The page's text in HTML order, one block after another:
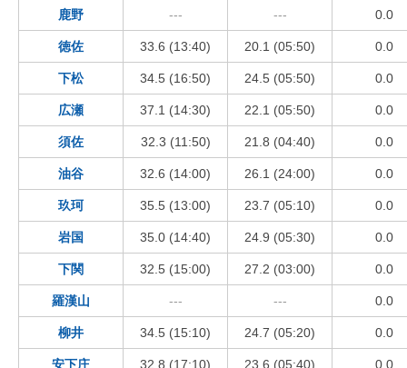
鹿野 --- --- 0.0
徳佐 33.6 (13:40) 20.1 (05:50) 0.0
下松 34.5 (16:50) 24.5 (05:50) 0.0
広瀬 37.1 (14:30) 22.1 (05:50) 0.0
須佐 32.3 (11:50) 21.8 (04:40) 0.0
油谷 32.6 (14:00) 26.1 (24:00) 0.0
玖珂 35.5 (13:00) 23.7 (05:10) 0.0
岩国 35.0 (14:40) 24.9 (05:30) 0.0
下関 32.5 (15:00) 27.2 (03:00) 0.0
羅漢山 --- --- 0.0
柳井 34.5 (15:10) 24.7 (05:20) 0.0
安下庄 32.8 (17:10) 23.6 (05:40) 0.0